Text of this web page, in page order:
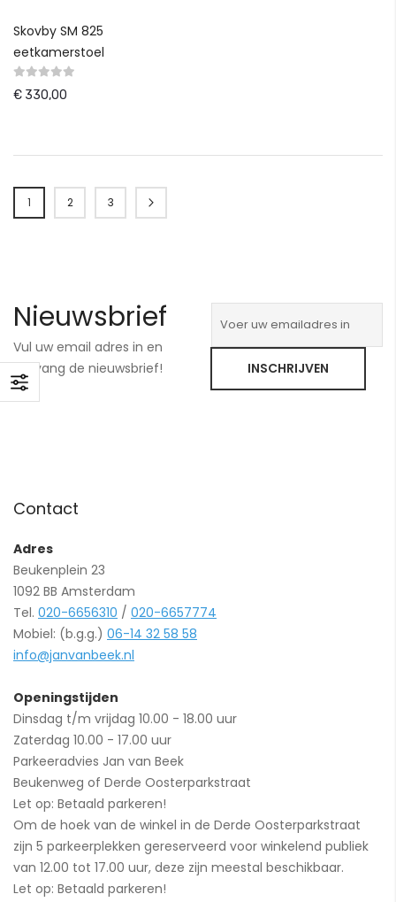
Skovby SM 825
eetkamerstoel
€ 330,00
Pagina
U lees momenteel pagina
1 Pagina
2 Pagina
3 Pagina
Verder
Nieuwsbrief
Vul uw email adres in en
ontvang de nieuwsbrief!
INSCHRIJVEN
Contact
Adres
Beukenplein 23
1092 BB Amsterdam
Tel. 020-6656310 / 020-6657774
Mobiel: (b.g.g.) 06-14 32 58 58
info@janvanbeek.nl
Openingstijden
Dinsdag t/m vrijdag 10.00 - 18.00 uur
Zaterdag 10.00 - 17.00 uur
Parkeeradvies Jan van Beek
Beukenweg of Derde Oosterparkstraat
Let op: Betaald parkeren!
Om de hoek van de winkel in de Derde Oosterparkstraat
zijn 5 parkeerplekken gereserveerd voor winkelend publiek
van 12.00 tot 17.00 uur, deze zijn meestal beschikbaar.
Let op: Betaald parkeren!